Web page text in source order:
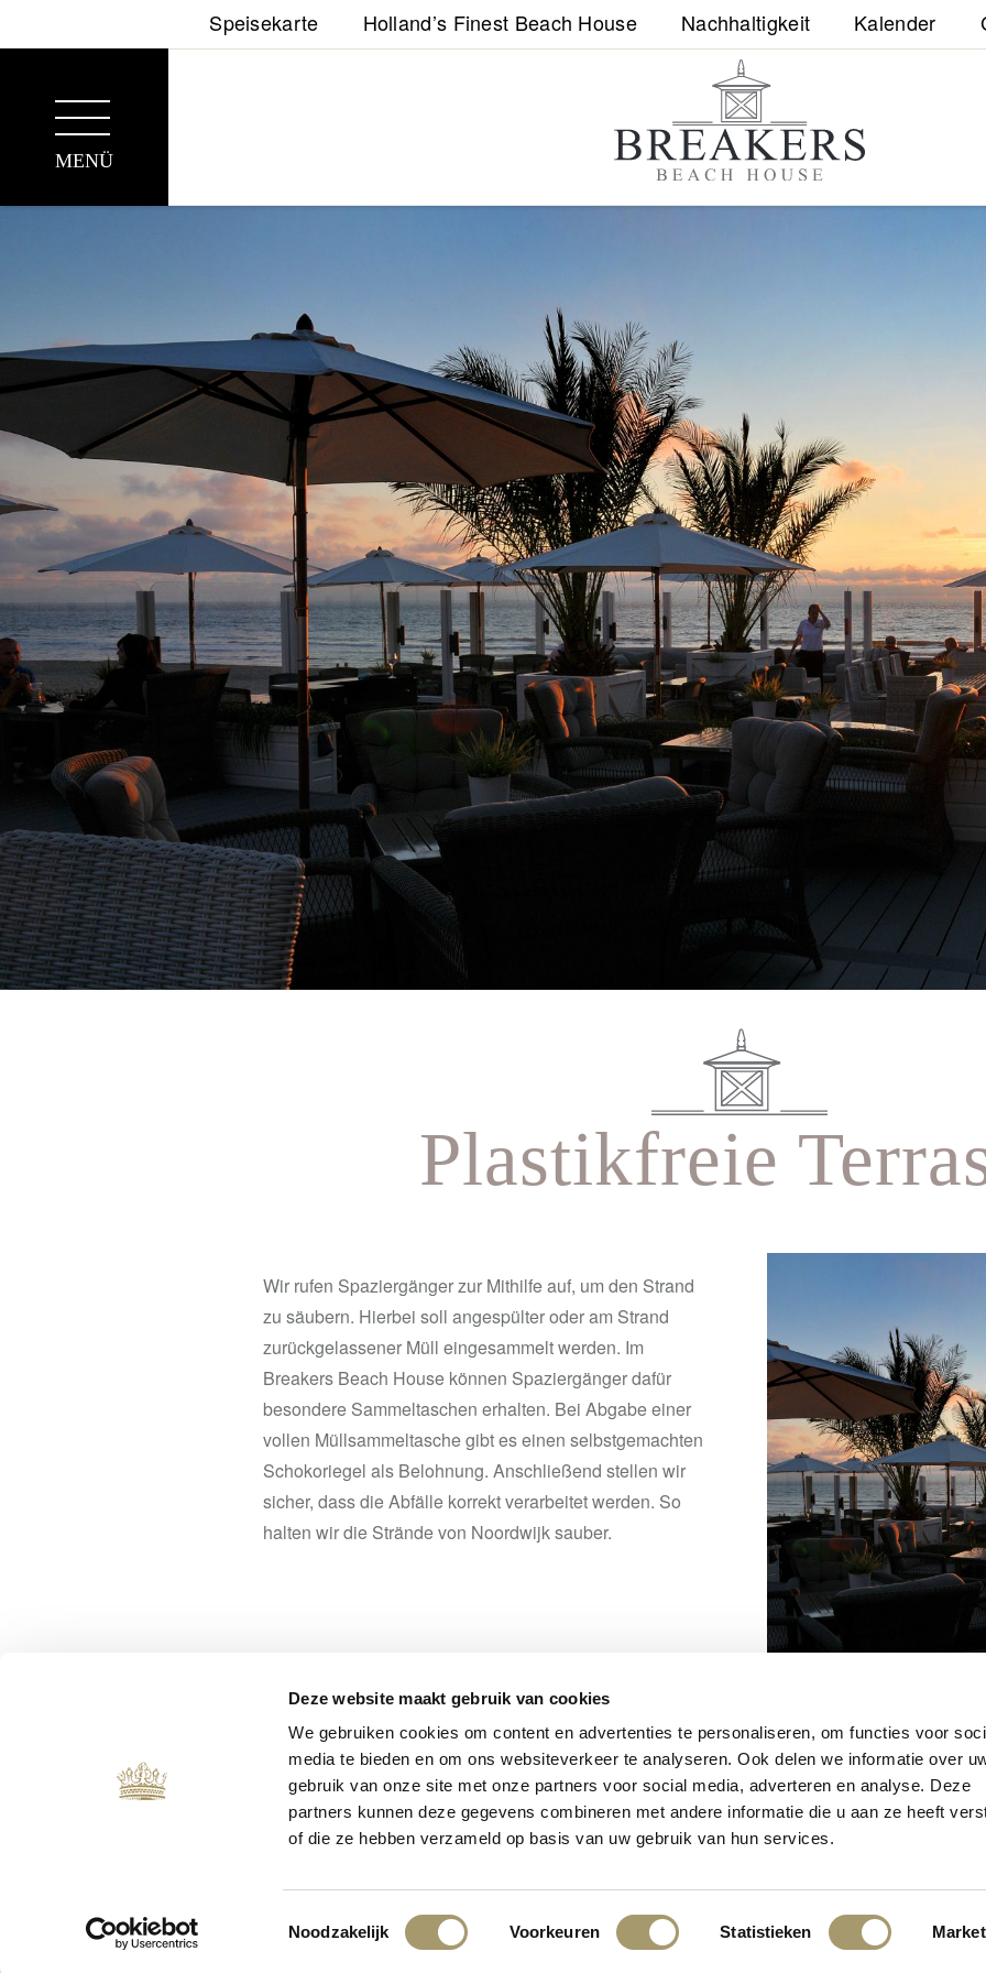
Deze website maakt gebruik van cookies
We gebruiken cookies om content en advertenties te personaliseren, om functies voor
media te bieden en om ons websiteverkeer te analyseren. Ook delen we informatie over
gebruik van onze site met onze partners voor social media, adverteren en analyse. Deze
partners kunnen deze gegevens combineren met andere informatie die u aan ze heeft
of die ze hebben verzameld op basis van uw gebruik van hun services.
Toestemmingsselectie
Noodzakelijk Voorkeuren Statistieken
Speisekarte Holland’s Finest Beach House Nachhaltigkeit Kalender
MENÜ
Plastikfreie
Wir rufen Spaziergänger zur Mithilfe auf, um den Strand
zu säubern. Hierbei soll angespülter oder am Strand
zurückgelassener Müll eingesammelt werden. Im
Breakers Beach House können Spaziergänger dafür
besondere Sammeltaschen erhalten. Bei Abgabe einer
vollen Müllsammeltasche gibt es einen selbstgemachten
Schokoriegel als Belohnung. Anschließend stellen wir
sicher, dass die Abfälle korrekt verarbeitet werden. So
halten wir die Strände von Noordwijk sauber.
Zurück zu Übersicht